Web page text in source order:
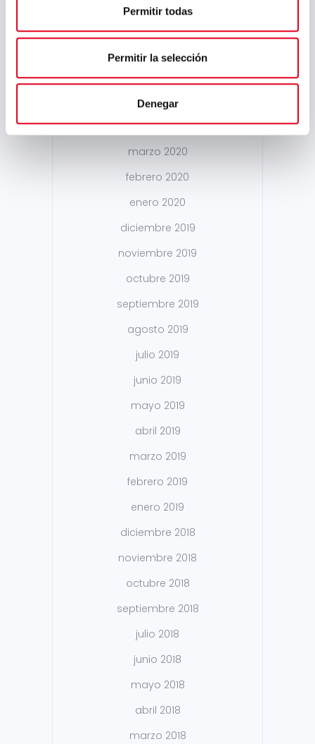
Permitir todas
Permitir la selección
Denegar
noviembre 2020
septiembre 2020
junio 2020
mayo 2020
marzo 2020
febrero 2020
enero 2020
diciembre 2019
noviembre 2019
octubre 2019
septiembre 2019
agosto 2019
julio 2019
junio 2019
mayo 2019
abril 2019
marzo 2019
febrero 2019
enero 2019
diciembre 2018
noviembre 2018
octubre 2018
septiembre 2018
julio 2018
junio 2018
mayo 2018
abril 2018
marzo 2018